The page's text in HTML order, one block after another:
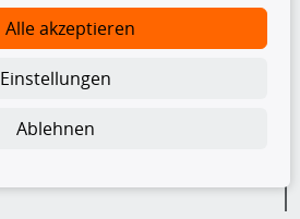
Alle akzeptieren
Einstellungen
Ablehnen